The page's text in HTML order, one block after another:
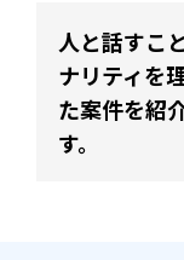
人と話すこ
ナリティを
た案件を紹
す。